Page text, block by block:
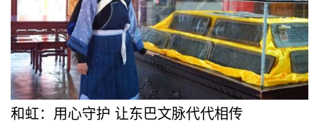
和虹：用心守护 让东巴文脉代代相传